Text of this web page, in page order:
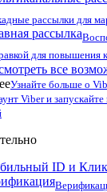
рассылки для
рассылка
для повышения
все
Узнайте больше о
Viber и
ID и